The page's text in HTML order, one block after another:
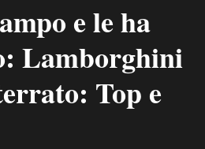
e le ha
Lamborghini
Top e